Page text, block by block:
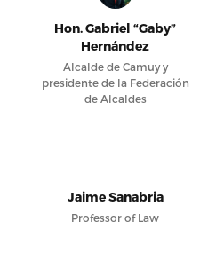
Hon. Gabriel “Gaby”
Hernández
Alcalde de Camuy y
presidente de la Federación
de Alcaldes
Jaime Sanabria
Professor of Law